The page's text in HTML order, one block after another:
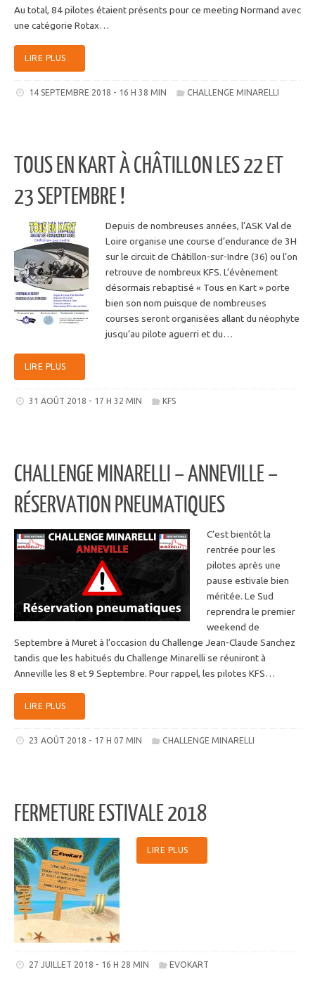
Au total, 84 pilotes étaient présents pour ce meeting Normand avec
une catégorie Rotax…
LIRE PLUS
14 SEPTEMBRE 2018 - 16 H 38 MIN CHALLENGE MINARELLI
TOUS EN KART À CHÂTILLON LES 22 ET
23 SEPTEMBRE !
Depuis de nombreuses années, l’ASK Val de
Loire organise une course d’endurance de 3H
sur le circuit de Châtillon-sur-Indre (36) ou l’on
retrouve de nombreux KFS. L’évènement
désormais rebaptisé « Tous en Kart » porte
bien son nom puisque de nombreuses
courses seront organisées allant du néophyte
jusqu’au pilote aguerri et du…
LIRE PLUS
31 AOÛT 2018 - 17 H 32 MIN KFS
CHALLENGE MINARELLI – ANNEVILLE –
RÉSERVATION PNEUMATIQUES
C’est bientôt la
rentrée pour les
pilotes après une
pause estivale bien
méritée. Le Sud
reprendra le premier
weekend de
Septembre à Muret à l’occasion du Challenge Jean-Claude Sanchez
tandis que les habitués du Challenge Minarelli se réuniront à
Anneville les 8 et 9 Septembre. Pour rappel, les pilotes KFS…
LIRE PLUS
23 AOÛT 2018 - 17 H 07 MIN CHALLENGE MINARELLI
FERMETURE ESTIVALE 2018
LIRE PLUS
27 JUILLET 2018 - 16 H 28 MIN EVOKART